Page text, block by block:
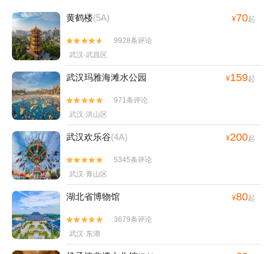
黄鹤楼(5A) ¥70起


9928条评论
武汉·武昌区
武汉玛雅海滩水公园 ¥159起


971条评论
武汉·洪山区
武汉欢乐谷(4A) ¥200起


5345条评论
武汉·青山区
湖北省博物馆 ¥80起


3679条评论
武汉·东湖